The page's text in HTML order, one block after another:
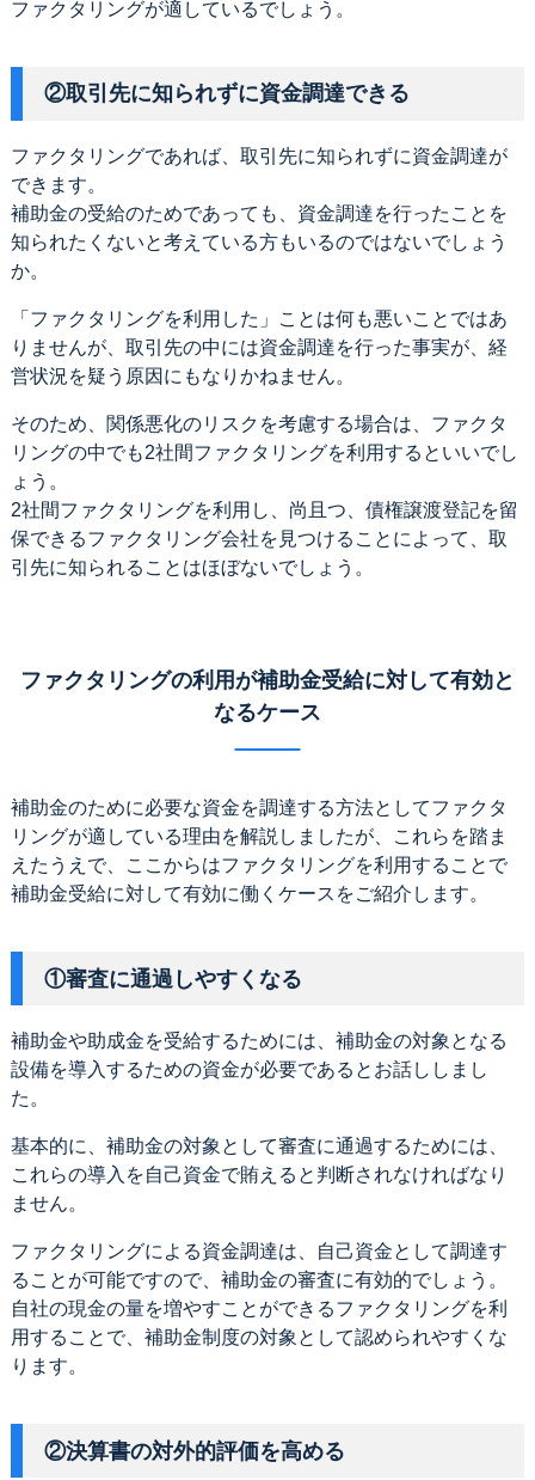
ファクタリングが適しているでしょう。
②取引先に知られずに資金調達できる
ファクタリングであれば、取引先に知られずに資金調達が
できます。
補助金の受給のためであっても、資金調達を行ったことを
知られたくないと考えている方もいるのではないでしょう
か。
「ファクタリングを利用した」ことは何も悪いことではあ
りませんが、取引先の中には資金調達を行った事実が、経
営状況を疑う原因にもなりかねません。
そのため、関係悪化のリスクを考慮する場合は、ファクタ
リングの中でも2社間ファクタリングを利用するといいでし
ょう。
2社間ファクタリングを利用し、尚且つ、債権譲渡登記を留
保できるファクタリング会社を見つけることによって、取
引先に知られることはほぼないでしょう。
ファクタリングの利用が補助金受給に対して有効と
なるケース
補助金のために必要な資金を調達する方法としてファクタ
リングが適している理由を解説しましたが、これらを踏ま
えたうえで、ここからはファクタリングを利用することで
補助金受給に対して有効に働くケースをご紹介します。
①審査に通過しやすくなる
補助金や助成金を受給するためには、補助金の対象となる
設備を導入するための資金が必要であるとお話ししまし
た。
基本的に、補助金の対象として審査に通過するためには、
これらの導入を自己資金で賄えると判断されなければなり
ません。
ファクタリングによる資金調達は、自己資金として調達す
ることが可能ですので、補助金の審査に有効的でしょう。
自社の現金の量を増やすことができるファクタリングを利
用することで、補助金制度の対象として認められやすくな
ります。
②決算書の対外的評価を高める